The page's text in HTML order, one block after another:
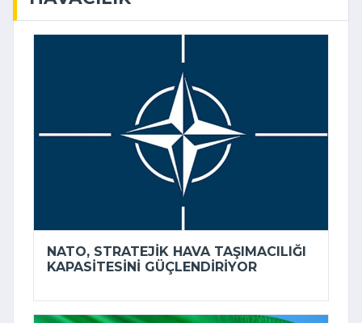
NATO, STRATEJIK HAVA TAŞIMACILIĞI
KAPASITESINI GÜÇLENDIRIYOR